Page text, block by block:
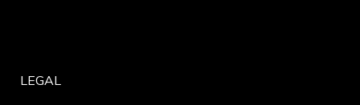
LEGAL